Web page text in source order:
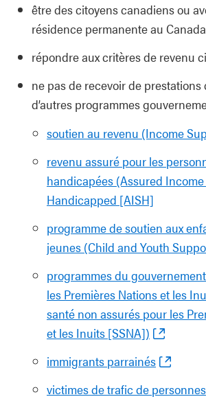
être des citoyens canadiens ou
résidence permanente au Canada
répondre aux critères de revenu
ne pas de recevoir de prestations
d’autres programmes
soutien au revenu (Income
revenu assuré pour les
handicapées (Assured
Handicapped [AISH]
programme de soutien aux
jeunes (Child and Youth
programmes du
les Premières Nations et les
santé non assurés pour les
et les Inuits [SSNA])
immigrants parrainés
victimes de trafic de personnes